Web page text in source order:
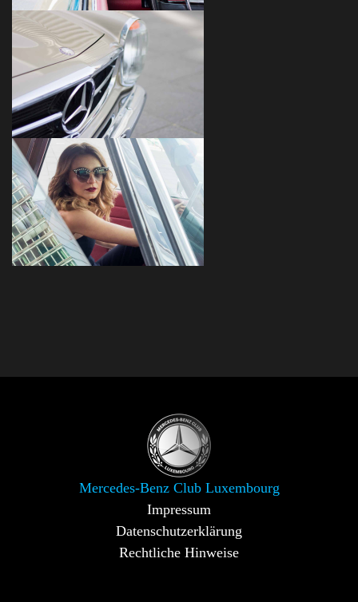
Mercedes-Benz Club Luxembourg
Impressum
Datenschutzerklärung
Rechtliche Hinweise